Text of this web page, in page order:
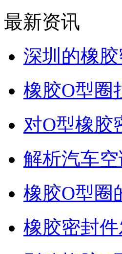
最新资讯
深圳的橡
橡胶O型
对O型橡胶
解析汽车
橡胶O型圈
橡胶密封